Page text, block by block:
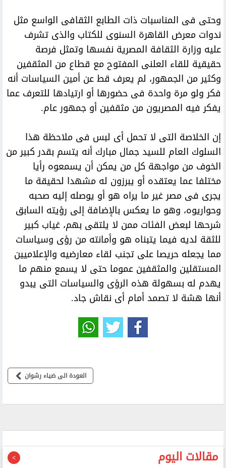
وحتى فى المناسبات ذات الطابع الثقافى الواسع مثل
ندوات معرض القاهرة السنوى للكتاب والذى تشرف
عليه وزارة الثقافة المصرية نفسها وتمثل فرصة
حقيقية للقاء العلنى المفتوح مع قطاع من المثقفين
وكثير من الجمهور، لم يعرف قط عن أمين السياسات أنه
فكر ولو مرة واحدة فى حضورها أو ارتيادها للتعرف عما
يفكر فيه المصريون من مثقفين أو جمهور عام.
إن الخلاصة التى لا تحمل أى لبس فى ملاحظة هذا
السلوك العام للسيد جمال مبارك أنه يتسم بقدر كبير من
الخوف من مواجهة كل من يمكن أن يسمعوه رأيا
مختلفا عما يعتقده أو يبرزون له مشهدا لحقيقة ما
يجرى فى مصر غير ما يراه هو أو يوصله إليه صحبه
وحواريوه، وهو ما يعكس بالإضافة إلى رؤيته السابق
شرحها لبعض الفئات ممن لا يلتقى بهم، غياب كبير
للثقة لديه فيما يتبناه هو وأمانته من رؤى وسياسات
مما يجعله حريصا على تجنب لقاء معارضيه والإعلاميين
المستقلين والمثقفين عموما حتى لا يسمع منهم ما
يهدم له بسهولة هذه الرؤى والسياسات التى يبدو
أنها هشة لا تصمد أمام أى نقاش جاد.
العودة الى ضياء رشوان
مقالات اليوم